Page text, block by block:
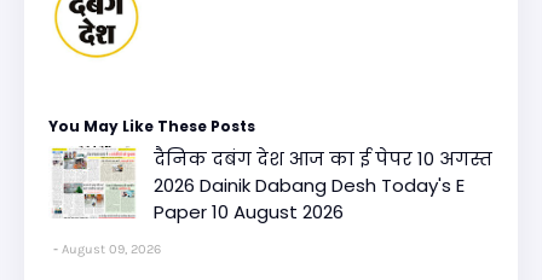
You May Like These Posts
दैनिक दबंग देश आज का ई पेपर 10 अगस्त
2026 Dainik Dabang Desh Today's E
Paper 10 August 2026
August 09, 2026